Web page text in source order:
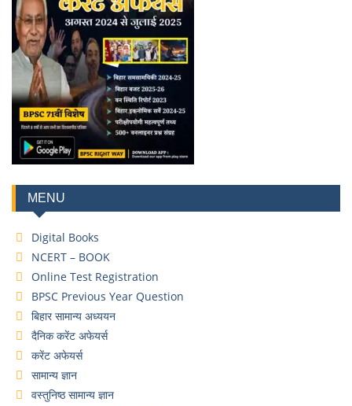
MENU
Digital Books
NCERT – BOOK
Online Test Registration
BPSC Previous Year Question
बिहार सामान्य अध्ययन
दैनिक करेंट अफेयर्स
करेंट अफेयर्स
सामान्य ज्ञान
वस्तुनिष्ठ सामान्य ज्ञान